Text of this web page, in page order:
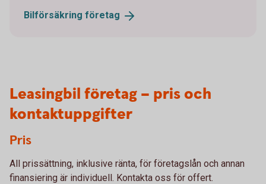
Bilförsäkring företag
Leasingbil företag – pris och
kontaktuppgifter
Pris
All prissättning, inklusive ränta, för företagslån och annan
finansiering är individuell. Kontakta oss för offert.